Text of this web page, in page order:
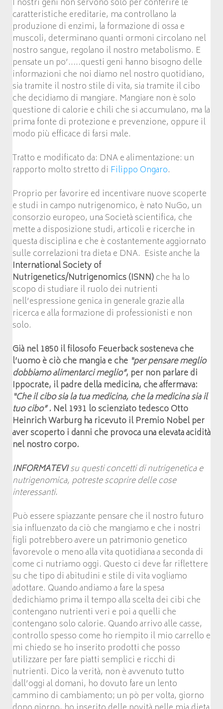
caratteristiche ereditarie, ma controllano la
produzione di enzimi, la formazione di ossa e
muscoli, determinano quanti ormoni circolano nel
nostro sangue, regolano il nostro metabolismo. E
pensate un po’…..questi geni hanno bisogno delle
informazioni che noi diamo nel nostro quotidiano,
sia tramite il nostro stile di vita, sia tramite il cibo
che decidiamo di mangiare. Mangiare non è solo
questione di calorie e chili che si accumulano, ma la
prima fonte di protezione e prevenzione, oppure il
modo più efficace di farsi male.
Tratto e modificato da: DNA e alimentazione: un
rapporto molto stretto di Filippo Ongaro.
Proprio per favorire ed incentivare nuove scoperte
e studi in campo nutrigenomico, è nato NuGo, un
consorzio europeo, una Società scientifica, che
mette a disposizione studi, articoli e ricerche in
questa disciplina e che è costantemente aggiornato
sulle correlazioni tra dieta e DNA. Esiste anche la
International Society of
Nutrigenetics/Nutrigenomics (ISNN)che ha lo
scopo di studiare il ruolo dei nutrienti
nell’espressione genica in generale grazie alla
ricerca e alla formazione di professionisti e non
solo.
Già nel 1850 il filosofo Feuerbacksosteneva che
l’uomo è ciò che mangia e che “per pensare meglio
dobbiamo alimentarci meglio”, per non parlare di
Ippocrate, il padre della medicina, che affermava:
“Che il cibo sia la tua medicina, che la medicina sia il
tuo cibo” . Nel 1931 lo scienziato tedesco Otto
Heinrich Warburg ha ricevuto il Premio Nobel per
aver scoperto i danni che provoca una elevata acidità
nel nostro corpo.
INFORMATEVIsu questi concetti di nutrigenetica e
nutrigenomica, potreste scoprire delle cose
interessanti.
Può essere spiazzante pensare che il nostro futuro
sia influenzato da ciò che mangiamo e che i nostri
figli potrebbero avere un patrimonio genetico
favorevole o meno alla vita quotidiana a seconda di
come ci nutriamo oggi. Questo ci deve far riflettere
su che tipo di abitudini e stile di vita vogliamo
adottare. Quando andiamo a fare la spesa
dedichiamo prima il tempo alla scelta dei cibi che
contengano nutrienti veri e poi a quelli che
contengano solo calorie. Quando arrivo alle casse,
controllo spesso come ho riempito il mio carrello e
mi chiedo se ho inserito prodotti che posso
utilizzare per fare piatti semplici e ricchi di
nutrienti. Dico la verità, non è avvenuto tutto
dall’oggi al domani, ho dovuto fare un lento
cammino di cambiamento; un pò per volta, giorno